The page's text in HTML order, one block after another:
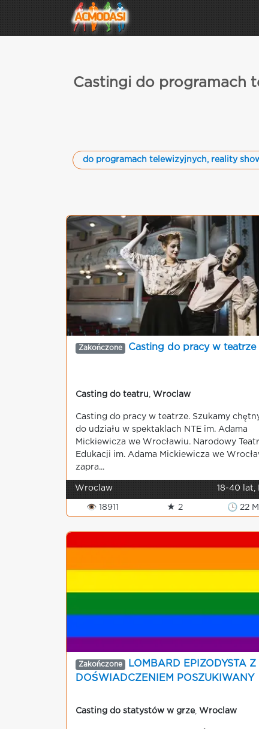
Castingi do programach
do programach telewizyjnych, reality
Zakończone Casting do pracy w teatrze
Casting do teatru Wroclaw
Casting do pracy w teatrze. Szukamy
do udziału w spektaklach NTE im. Adama
Mickiewicza we Wrocławiu. Narodowy Teatr
Edukacji im. Adama Mickiewicza we
zapra...
Wroclaw 18-40 lat,
👁 18911 ★ 2 🕒 22
Zakończone
LOMBARD EPIZODYSTA Z
DOŚWIADCZENIEM POSZUKIWANY
Casting do statystów w grze, Wroclaw